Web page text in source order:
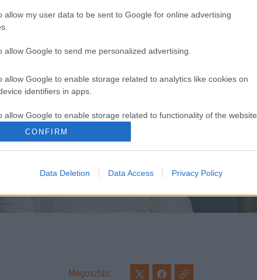
allow my user data to be sent to Google for online advertising
allow Google to send me personalized advertising.
allow Google to enable storage related to analytics like cookies on
identifiers in apps.
allow Google to enable storage related to functionality of the website
allow Google to enable storage related to personalization.
allow Google to enable storage related to security, including
CONFIRM
Data Deletion Data Access Privacy Policy
Megosztás: